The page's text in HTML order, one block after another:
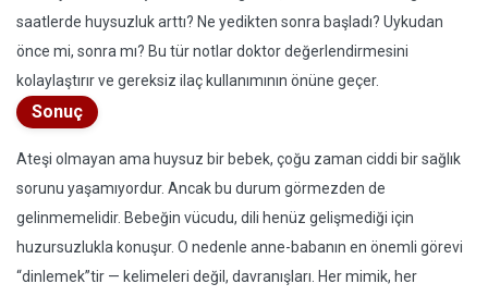
saatlerde huysuzluk arttı? Ne yedikten sonra başladı? Uykudan
önce mi, sonra mı? Bu tür notlar doktor değerlendirmesini
kolaylaştırır ve gereksiz ilaç kullanımının önüne geçer.
Sonuç
Ateşi olmayan ama huysuz bir bebek, çoğu zaman ciddi bir sağlık
sorunu yaşamıyordur. Ancak bu durum görmezden de
gelinmemelidir. Bebeğin vücudu, dili henüz gelişmediği için
huzursuzlukla konuşur. O nedenle anne-babanın en önemli görevi
“dinlemek”tir — kelimeleri değil, davranışları. Her mimik, her